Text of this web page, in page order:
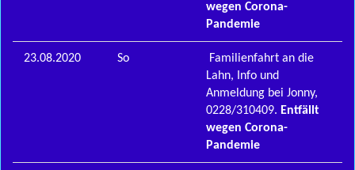
wegen Corona-
Pandemie
23.08.2020 So
Familienfahrt an die
Lahn, Info und
Anmeldung bei Jonny,
0228/310409. Entfällt
wegen Corona-
Pandemie